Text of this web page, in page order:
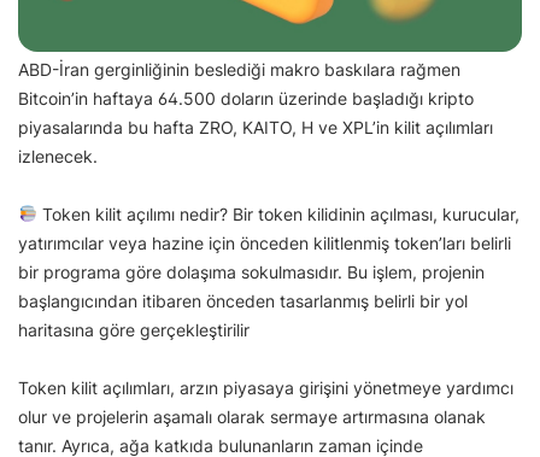
ABD-İran gerginliğinin beslediği makro baskılara rağmen
Bitcoin’in haftaya 64.500 doların üzerinde başladığı kripto
piyasalarında bu hafta ZRO, KAITO, H ve XPL’in kilit açılımları
izlenecek.
Token kilit açılımı nedir? Bir token kilidinin açılması, kurucular,
yatırımcılar veya hazine için önceden kilitlenmiş token’ları belirli
bir programa göre dolaşıma sokulmasıdır. Bu işlem, projenin
başlangıcından itibaren önceden tasarlanmış belirli bir yol
haritasına göre gerçekleştirilir
Token kilit açılımları, arzın piyasaya girişini yönetmeye yardımcı
olur ve projelerin aşamalı olarak sermaye artırmasına olanak
tanır. Ayrıca, ağa katkıda bulunanların zaman içinde